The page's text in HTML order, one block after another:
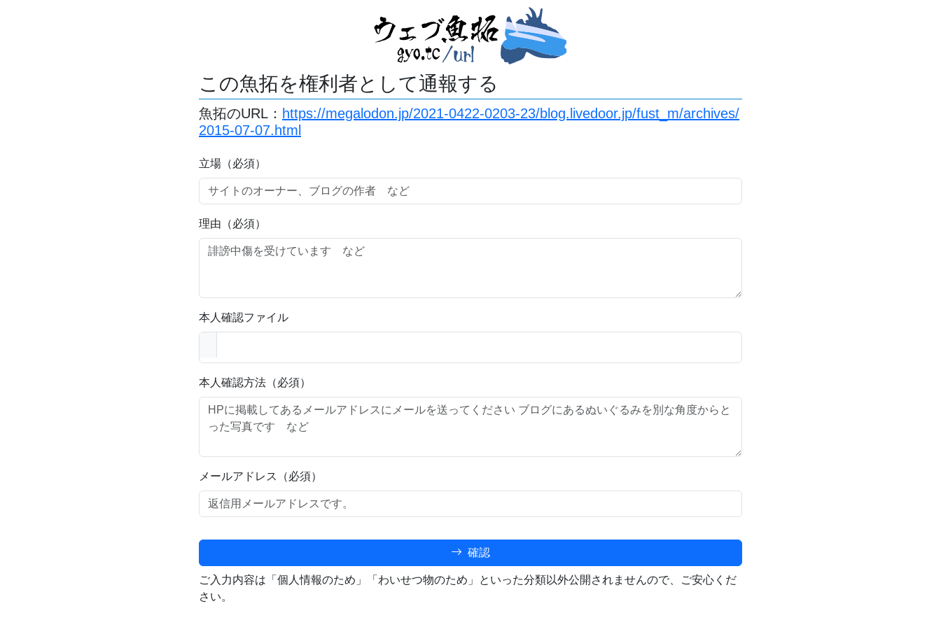
この魚拓を権利者として通報する
魚拓のURL： https://megalodon.jp/2021-0422-0203-23/blog.livedoor.jp/fust_m/archives/
2015-07-07.html
立場（必須）
理由（必須）
本人確認ファイル
本人確認方法（必須）
メールアドレス（必須）
確認
ご入力内容は「個人情報のため」「わいせつ物のため」といった分類以外公開されませんので、ご安心くだ
さい。